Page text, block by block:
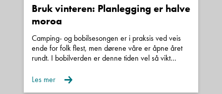
Bruk vinteren: Planlegging er halve
moroa
Camping- og bobilsesongen er i praksis ved veis
ende for folk flest, men dørene våre er åpne året
rundt. I bobilverden er denne tiden vel så vikt...
Les mer